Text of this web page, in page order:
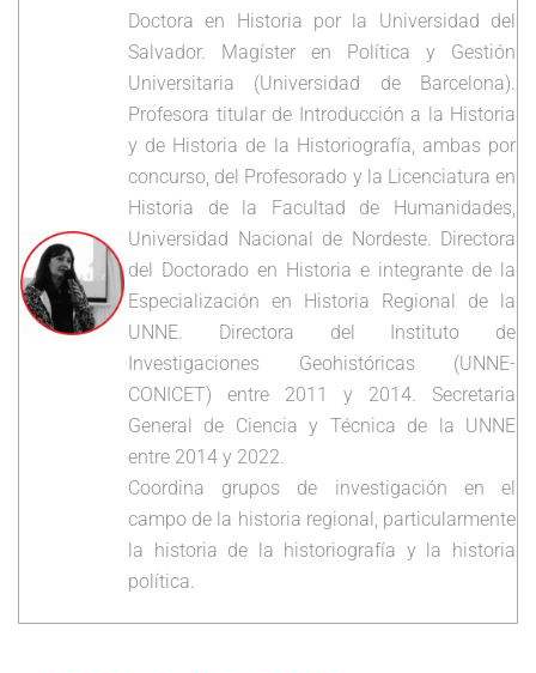
Doctora en Historia por la Universidad del
Salvador. Magíster en Política y Gestión
Universitaria (Universidad de Barcelona).
Profesora titular de Introducción a la Historia
y de Historia de la Historiografía, ambas por
concurso, del Profesorado y la Licenciatura en
Historia de la Facultad de Humanidades,
Universidad Nacional de Nordeste. Directora
del Doctorado en Historia e integrante de la
Especialización en Historia Regional de la
UNNE. Directora del Instituto de
Investigaciones Geohistóricas (UNNE-
CONICET) entre 2011 y 2014. Secretaria
General de Ciencia y Técnica de la UNNE
entre 2014 y 2022.
Coordina grupos de investigación en el
campo de la historia regional, particularmente
la historia de la historiografía y la historia
política.